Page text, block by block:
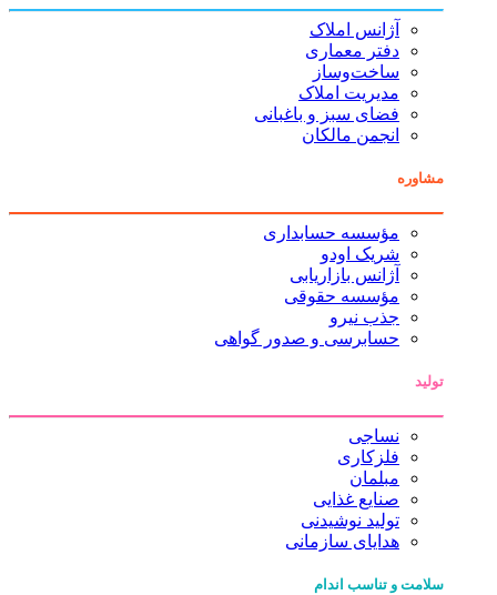
آژانس املاک
دفتر معماری
ساخت‌وساز
مدیریت املاک
فضای سبز و باغبانی
انجمن مالکان
مشاوره
مؤسسه حسابداری
شریک اودو
آژانس بازاریابی
مؤسسه حقوقی
جذب نیرو
حسابرسی و صدور گواهی
تولید
نساجی
فلزکاری
مبلمان
صنایع غذایی
تولید نوشیدنی
هدایای سازمانی
سلامت و تناسب اندام